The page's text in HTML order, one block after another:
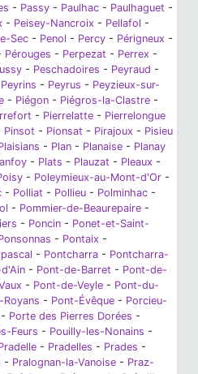
- Passy - Paulhac - Paulhaguet -
- Peisey-Nancroix - Pellafol -
Sec - Penol - Percy - Périgneux -
Pérouges - Perpezat - Perrex -
- Peschadoires - Peyraud -
Peyrins - Peyrus - Peyzieux-sur-
- Piégon - Piégros-la-Clastre -
- Pierrelatte - Pierrelongue
Pinsot - Pionsat - Pirajoux - Pisieu
- Plan - Planaise - Planay
- Plats - Plauzat - Pleaux -
- Poleymieux-au-Mont-d'Or -
- Polliat - Pollieu - Polminhac -
- Pommier-de-Beaurepaire -
- Poncin - Ponet-et-Saint-
- Pontaix -
- Pontcharra - Pontcharra-
- Pont-de-Barret - Pont-de-
- Pont-de-Veyle - Pont-du-
- Pont-Évêque - Porcieu-
- Porte des Pierres Dorées -
Feurs - Pouilly-les-Nonains -
- Pradelles - Prades -
- Pralognan-la-Vanoise - Praz-